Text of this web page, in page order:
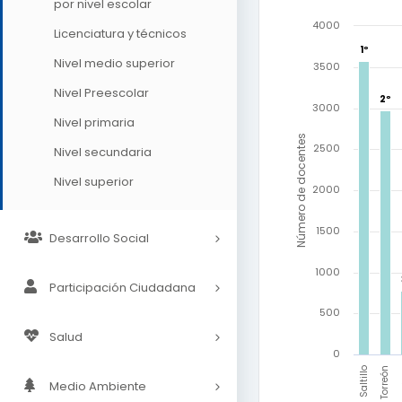
por nivel escolar
Licenciatura y técnicos
Nivel medio superior
Nivel Preescolar
Nivel primaria
Nivel secundaria
Nivel superior
Desarrollo Social
Participación Ciudadana
Salud
Medio Ambiente
Número de docentes
1º
1º
2º
2º
Saltillo Torreón
0
500
1000
1500
2000
2500
3000
3500
4000